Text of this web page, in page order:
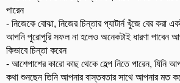
পারেন
- নিজেকে বোঝা, নিজের চিন্তার প্যাটার্ন খুঁজে বের করা
আপনি পুরোপুরি সফল না হলেও অনেকটাই ধারণা পাবেন
কিভাবে চিন্তা করেন
- আশেপাশের কারো কাছ থেকে হেল্প নিতে পারেন, যিনি
কথা শুনছেন তিনি আপনার বাস্তবতার সাথে আপনার